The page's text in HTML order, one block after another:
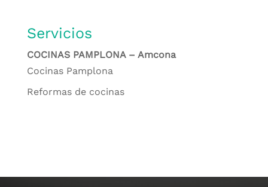
Servicios
COCINAS PAMPLONA – Amcona
Cocinas Pamplona
Reformas de cocinas